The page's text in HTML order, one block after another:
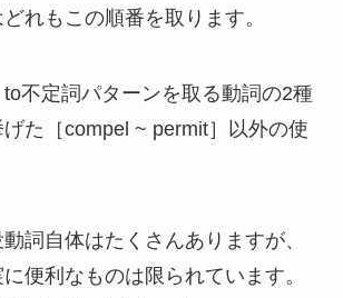
れもこの順番を取ります。
不定詞パターンを取る動詞の2種
た［compel ~ permit］以外の使
詞自体はたくさんありますが、
便利なものは限られています。